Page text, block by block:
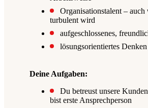
Organisationstalent – auch
turbulent wird
aufgeschlossenes,
lösungsorientiertes Denken
Deine Aufgaben:
Du betreust unsere
bist erste Ansprechperson